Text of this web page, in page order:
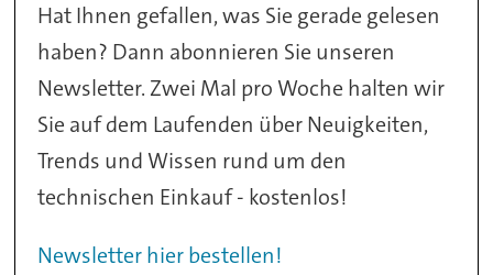
Hat Ihnen gefallen, was Sie gerade gelesen
haben? Dann abonnieren Sie unseren
Newsletter. Zwei Mal pro Woche halten wir
Sie auf dem Laufenden über Neuigkeiten,
Trends und Wissen rund um den
technischen Einkauf - kostenlos!
Newsletter hier bestellen!